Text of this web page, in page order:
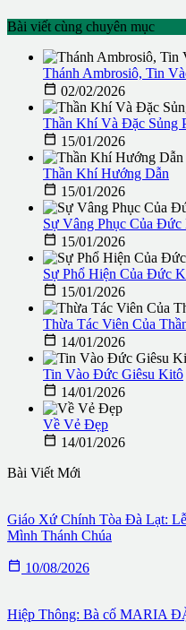
Bài viết cùng chuyên mục
Thánh Ambrosiô, Tin
 02/02/2026
Thần Khí Và Đặc Sủng
 15/01/2026
Thần Khí Hướng Dẫn
 15/01/2026
Sự Vâng Phục Của
 15/01/2026
Sự Phổ Hiện Của Đức
 15/01/2026
Thừa Tác Viên Của
 14/01/2026
Tin Vào Đức Giêsu Kitô
 14/01/2026
Về Vẻ Đẹp
 14/01/2026
Bài Viết Mới
Giáo Xứ Chính Tòa Đà Lạt:
Mình Thánh Chúa
 10/08/2026
Hiệp Thông: Bà cố MARIA